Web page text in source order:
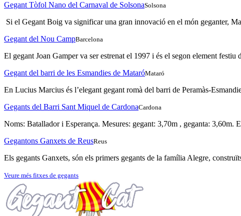
Gegant Tòfol Nano del Carnaval de SolsonaSolsona
Si el Gegant Boig va significar una gran innovació en el món geganter,
Gegant del Nou CampBarcelona
El gegant Joan Gamper va ser estrenat el 1997 i és el segon element
Gegant del barri de les Esmandies de MataróMataró
En Lucius Marcius és l’elegant gegant romà del barri de Peramàs-
Gegants del Barri Sant Miquel de CardonaCardona
Noms: Batallador i Esperança. Mesures: gegant: 3,70m , geganta:
Gegantons Ganxets de ReusReus
Els gegants Ganxets, són els primers gegants de la família Alegre,
Veure més fitxes de gegants